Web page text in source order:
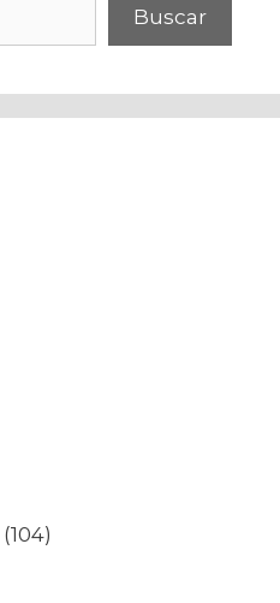
Buscar
(104)